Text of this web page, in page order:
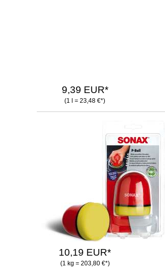
9,39 EUR*
(1 l = 23,48 €*)
10,19 EUR*
(1 kg = 203,80 €*)